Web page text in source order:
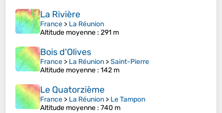
La Rivière
France > La Réunion
Altitude moyenne : 291 m
Bois d'Olives
France > La Réunion >Saint-Pierre
Altitude moyenne : 142 m
Le Quatorzième
France > La Réunion > Le Tampon
Altitude moyenne : 740 m